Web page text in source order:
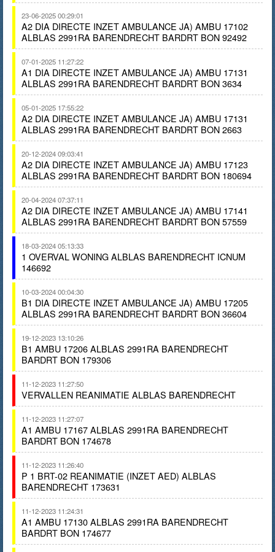
23-06-2025 00:29:01
A2 DIA DIRECTE INZET AMBULANCE JA) AMBU 17102
ALBLAS 2991RA BARENDRECHT BARDRT BON 92492
07-01-2025 11:27:22
A1 DIA DIRECTE INZET AMBULANCE JA) AMBU 17131
ALBLAS 2991RA BARENDRECHT BARDRT BON 3634
05-01-2025 17:55:22
A2 DIA DIRECTE INZET AMBULANCE JA) AMBU 17131
ALBLAS 2991RA BARENDRECHT BARDRT BON 2663
20-12-2024 09:03:41
A2 DIA DIRECTE INZET AMBULANCE JA) AMBU 17123
ALBLAS 2991RA BARENDRECHT BARDRT BON 180694
20-04-2024 07:37:11
A2 DIA DIRECTE INZET AMBULANCE JA) AMBU 17141
ALBLAS 2991RA BARENDRECHT BARDRT BON 57559
18-03-2024 05:13:33
1 OVERVAL WONING ALBLAS BARENDRECHT ICNUM
146692
10-03-2024 00:04:30
B1 DIA DIRECTE INZET AMBULANCE JA) AMBU 17205
ALBLAS 2991RA BARENDRECHT BARDRT BON 36604
19-12-2023 13:10:26
B1 AMBU 17206 ALBLAS 2991RA BARENDRECHT
BARDRT BON 179306
11-12-2023 11:27:50
VERVALLEN REANIMATIE ALBLAS BARENDRECHT
11-12-2023 11:27:07
A1 AMBU 17167 ALBLAS 2991RA BARENDRECHT
BARDRT BON 174678
11-12-2023 11:26:40
P 1 BRT-02 REANIMATIE (INZET AED) ALBLAS
BARENDRECHT 173631
11-12-2023 11:24:31
A1 AMBU 17130 ALBLAS 2991RA BARENDRECHT
BARDRT BON 174677